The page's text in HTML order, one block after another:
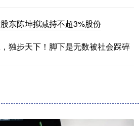
东陈坤拟减持不超3%股份
独步天下！脚下是无数被社会踩碎